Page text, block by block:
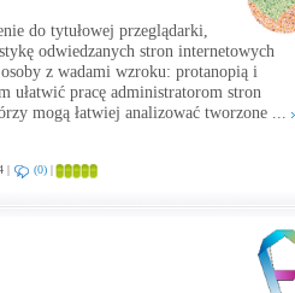
do tytułowej przeglądarki,
odwiedzanych stron internetowych
z wadami wzroku: protanopią i
ułatwić pracę administratorom stron
mogą łatwiej analizować tworzone ...
| (0) |